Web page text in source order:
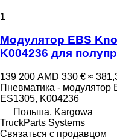
1
Модулятор EBS
K004236 для
139 200 AMD 330 € ≈
Пневматика - модулятор
ES1305, K004236
Польша, Kargowa
TruckParts Systems
Связаться с продавцом